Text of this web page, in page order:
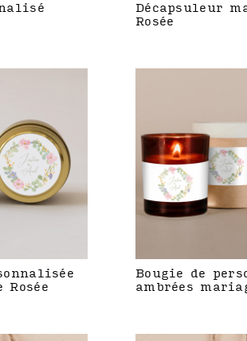
Décapsuleur
Rosée
Bougie de
ambrées